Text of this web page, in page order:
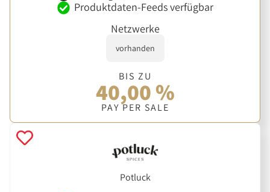
Produktdaten-Feeds verfügbar
Netzwerke
vorhanden
BIS ZU
40,00 %
PAY PER SALE
Potluck